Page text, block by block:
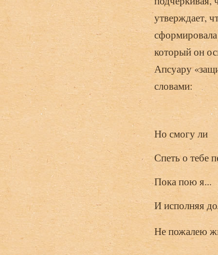
утверждает,
сформировала
который он
Апсуару
словами:
Но смогу ли
Спеть о тебе
Пока пою я...
И исполняя
Не пожалею